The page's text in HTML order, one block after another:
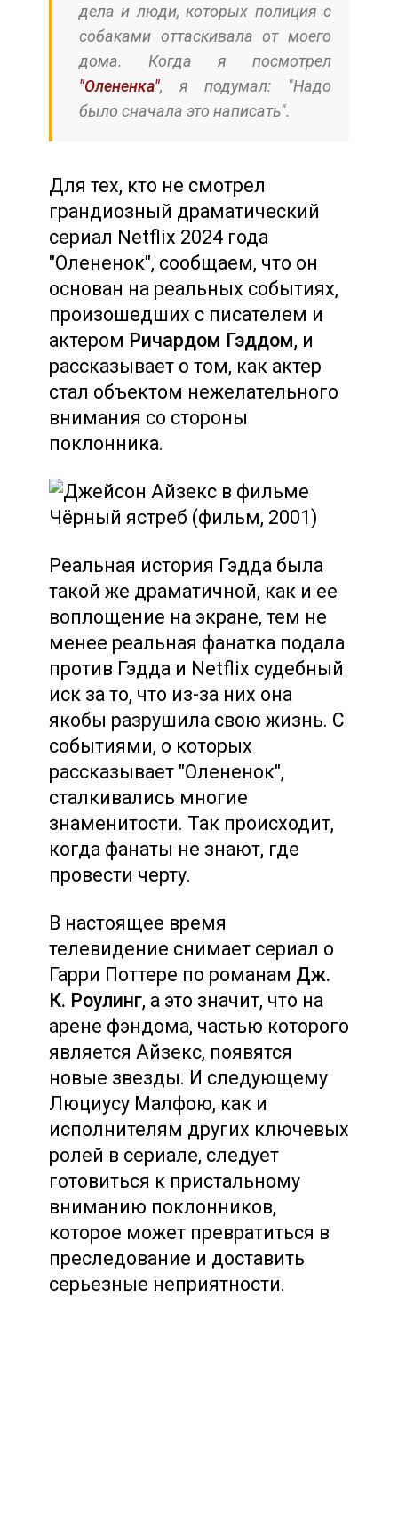
дела и люди, которых полиция с
собаками оттаскивала от моего
дома. Когда я посмотрел
"Олененка", я подумал: "Надо
было сначала это написать".
Для тех, кто не смотрел
грандиозный драматический
сериал Netflix 2024 года
"Олененок", сообщаем, что он
основан на реальных событиях,
произошедших с писателем и
актером Ричардом Гэддом, и
рассказывает о том, как актер
стал объектом нежелательного
внимания со стороны
поклонника.
Реальная история Гэдда была
такой же драматичной, как и ее
воплощение на экране, тем не
менее реальная фанатка подала
против Гэдда и Netflix судебный
иск за то, что из-за них она
якобы разрушила свою жизнь. С
событиями, о которых
рассказывает "Олененок",
сталкивались многие
знаменитости. Так происходит,
когда фанаты не знают, где
провести черту.
В настоящее время
телевидение снимает сериал о
Гарри Поттере по романам Дж.
К. Роулинг, а это значит, что на
арене фэндома, частью которого
является Айзекс, появятся
новые звезды. И следующему
Люциусу Малфою, как и
исполнителям других ключевых
ролей в сериале, следует
готовиться к пристальному
вниманию поклонников,
которое может превратиться в
преследование и доставить
серьезные неприятности.